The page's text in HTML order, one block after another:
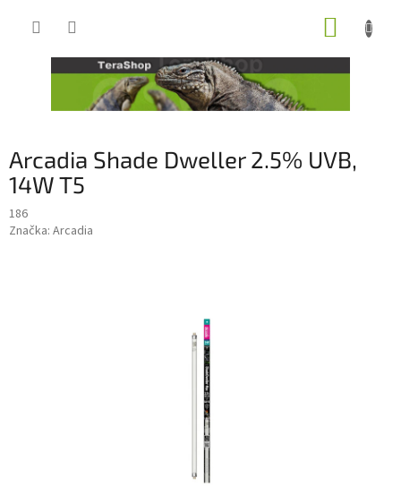
Arcadia Shade Dweller 2.5% UVB,
14W T5
186
Značka: Arcadia